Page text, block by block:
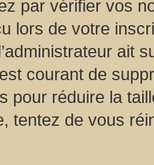
par vérifier vos
lors de votre
ait
courant de
pour réduire la
tentez de vous